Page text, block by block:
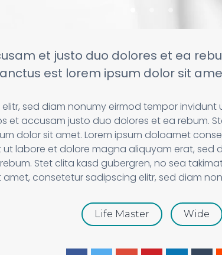
et justo duo dolores et ea
est lorem ipsum dolor sit
sed diam nonumy eirmod tempor
et accusam justo duo dolores et ea rebum.
dolor sit amet. Lorem ipsum doloamet
labore et dolore magna aliquyam erat, sed
Stet clita kasd gubergren, no sea
amet, consetetur sadipscing elitr, sed diam
Life Master Wide